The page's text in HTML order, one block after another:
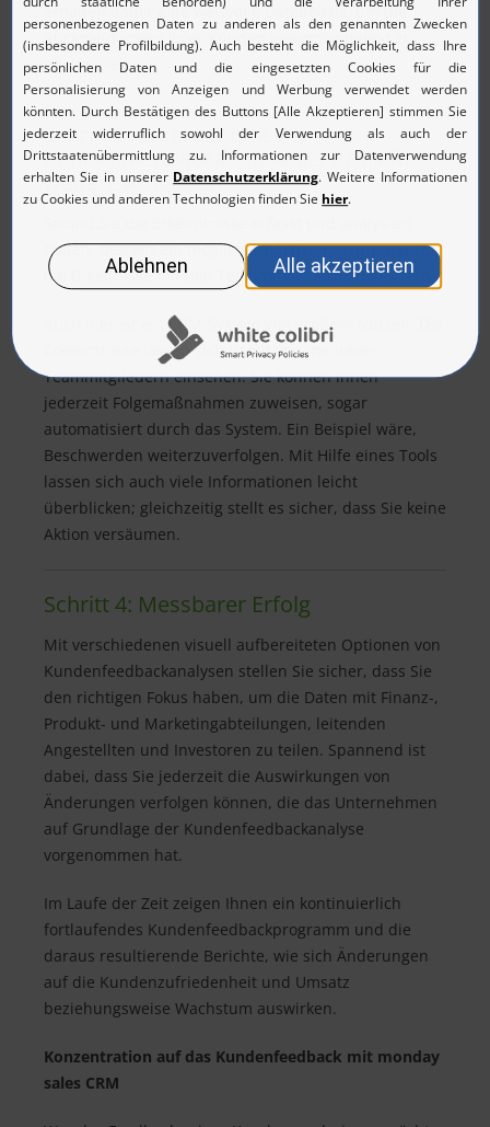
erhalten damit eine wertvolle Datenbasis, um die
Rückmeldungen ihrer Kunden gewinnbringend zu
analysieren
Schritt 3: Erkenntnisse der
Kundenfeedbackanalyse als Basis für
weitere Aufgaben
haben, besteht ein möglicher nächster Schritt darin,
die Ergebnisse mit den Teammitgliedern zu erörtern.
Auch hier ist ein CRM-System von großem Nutzen: Die
Erkenntnisse lassen sich damit von mehreren
Teammitgliedern einsehen. Sie können ihnen
jederzeit Folgemaßnahmen zuweisen, sogar
automatisiert durch das System. Ein Beispiel wäre,
Beschwerden weiterzuverfolgen. Mit Hilfe eines Tools
lassen sich auch viele Informationen leicht
überblicken; gleichzeitig stellt es sicher, dass Sie keine
Aktion versäumen.
Schritt 4: Messbarer Erfolg
Mit verschiedenen visuell aufbereiteten Optionen von
Kundenfeedbackanalysen stellen Sie sicher, dass Sie
den richtigen Fokus haben, um die Daten mit Finanz-,
Produkt- und Marketingabteilungen, leitenden
Angestellten und Investoren zu teilen. Spannend ist
dabei, dass Sie jederzeit die Auswirkungen von
Änderungen verfolgen können, die das Unternehmen
auf Grundlage der Kundenfeedbackanalyse
vorgenommen hat.
Im Laufe der Zeit zeigen Ihnen ein kontinuierlich
fortlaufendes Kundenfeedbackprogramm und die
daraus resultierende Berichte, wie sich Änderungen
auf die Kundenzufriedenheit und Umsatz
beziehungsweise Wachstum auswirken.
Konzentration auf das Kundenfeedback mit monday
sales CRM